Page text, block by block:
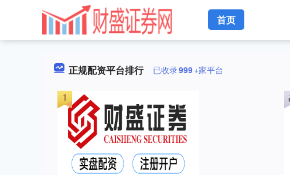
首页
正规配资平台排行 已收录999+家平台